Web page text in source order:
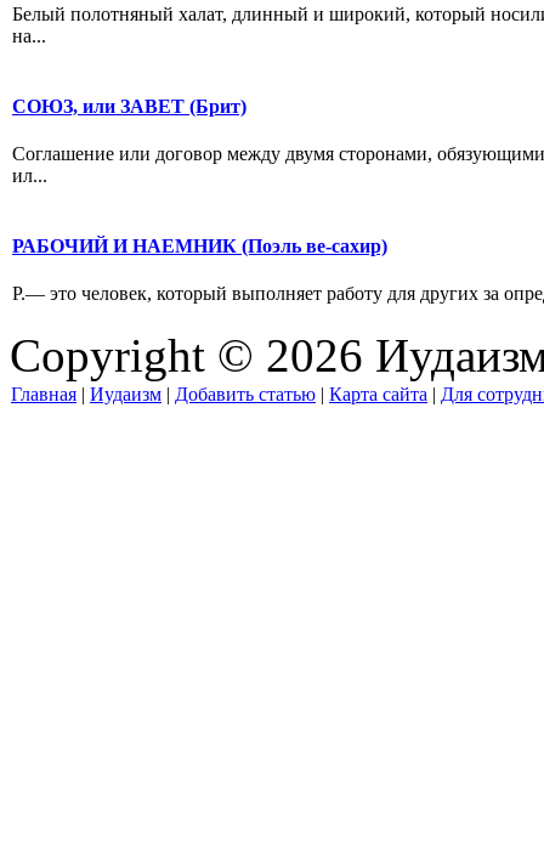
Белый полотняный халат, длинный и широкий, который
на...
СОЮЗ, или ЗАВЕТ (Брит)
Соглашение или договор между двумя сторонами,
ил...
РАБОЧИЙ И НАЕМНИК (Поэль ве-сахир)
Р.— это человек, который выполняет работу для других за
Copyright © 2026
Главная | Иудаизм | Добавить статью | Карта сайта | Для